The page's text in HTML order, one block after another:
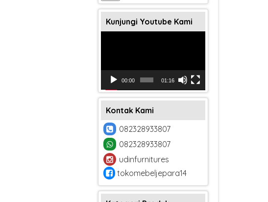
Kunjungi Youtube Kami
00:00 01:16
Kontak Kami
082328933807
082328933807
udinfurnitures
tokomebeljepara14